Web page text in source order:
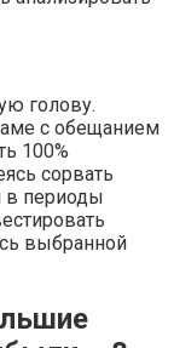
голову.
с обещанием
100%
сорвать
в периоды
выбранной